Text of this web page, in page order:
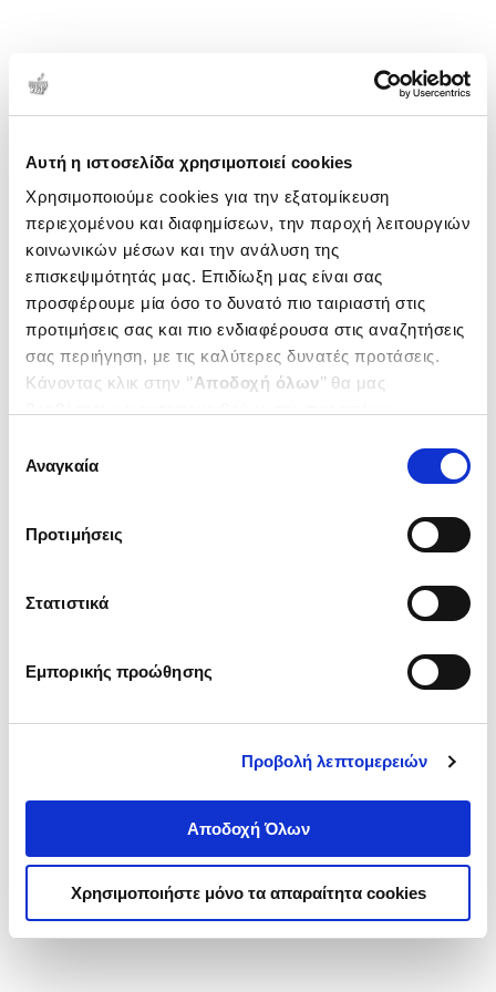
Αυτή η ιστοσελίδα χρησιμοποιεί cookies
Χρησιμοποιούμε cookies για την εξατομίκευση
περιεχομένου και διαφημίσεων, την παροχή λειτουργιών
κοινωνικών μέσων και την ανάλυση της
επισκεψιμότητάς μας. Επιδίωξη μας είναι σας
προσφέρουμε μία όσο το δυνατό πιο ταιριαστή στις
προτιμήσεις σας και πιο ενδιαφέρουσα στις αναζητήσεις
σας περιήγηση, με τις καλύτερες δυνατές προτάσεις.
Κάνοντας κλικ στην ‘’Αποδοχή όλων’’ θα μας
ενδιαφέρουν και να επιλέξετε από τα παρακάτω με την
΄΄και να ενημερωθείτε σχετικά με
συγκατάθεσης
Αναγκαία
Προτιμήσεις
Στατιστικά
Εμπορικής προώθησης
Προβολή λεπτομερειών
Αποδοχή Όλων
Χρησιμοποιήστε μόνο τα απαραίτητα cookies